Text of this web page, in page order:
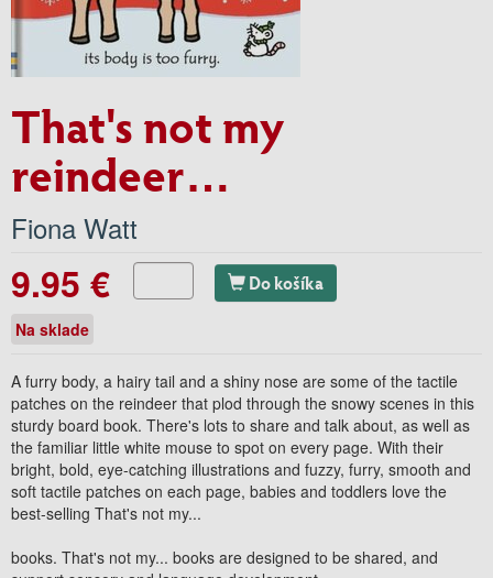
That's not my
reindeer…
Fiona Watt
9.95 € Do košíka
Na sklade
A furry body, a hairy tail and a shiny nose are some of the tactile
patches on the reindeer that plod through the snowy scenes in this
sturdy board book. There's lots to share and talk about, as well as
the familiar little white mouse to spot on every page. With their
bright, bold, eye-catching illustrations and fuzzy, furry, smooth and
soft tactile patches on each page, babies and toddlers love the
best-selling That's not my...
books. That's not my... books are designed to be shared, and